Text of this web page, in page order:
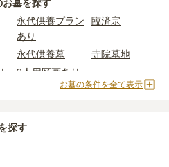
料の平均は35万円で、墓石代は
も区画の広さや墓石の大きさ・素
基本的に墓石代がかからず、永代
建てた際に行う儀式のための費
す。
は、他の方のご遺骨と一緒に埋葬
呼ばれるタイプです。個別のお墓に
かからないため、費用が安く設定
〜30万円程度です。
す。
お墓を探す
永代供養プラン
あり
臨済宗
永代供養墓
寺院墓地
3人用区画あり
お墓の条件を全て表示
探す